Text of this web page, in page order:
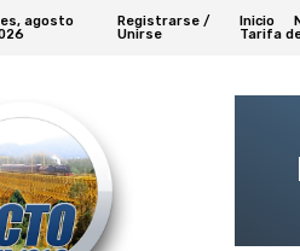
agosto
Registrarse /
Unirse
Inicio
Tarifa